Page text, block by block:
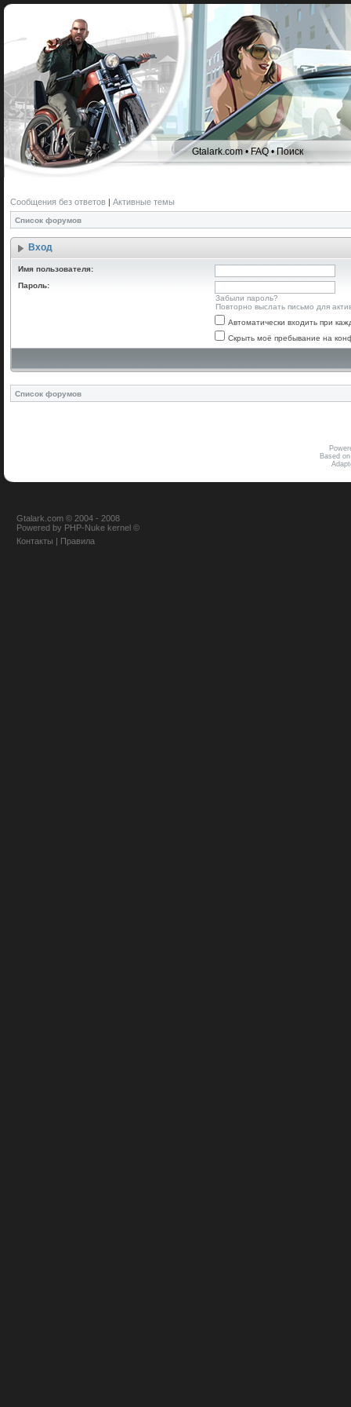
Gtalark.com •FAQ•Поиск
Сообщения без ответов | Активные темы
Список форумов
Вход
Имя пользователя:
Пароль:
Забыли пароль?
Повторно выслать письмо для
Автоматически входить при
Скрыть моё пребывание на
Список форумов
Based
Gtalark.com © 2004 - 2008
Powered by PHP-Nuke kernel ©
Контакты | Правила